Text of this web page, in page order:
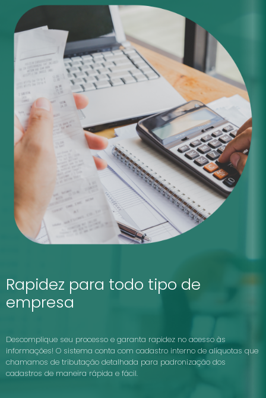
Rapidez para todo tipo de
empresa
Descomplique seu processo e garanta rapidez no acesso às
informações! O sistema conta com cadastro interno de alíquotas que
chamamos de tributação detalhada para padronização dos
cadastros de maneira rápida e fácil.